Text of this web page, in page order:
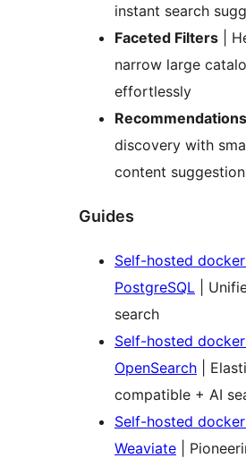
instant search
Faceted Filters |
narrow large
effortlessly
Recommendations
discovery with
content
Guides
Self-hosted
PostgreSQL |
search
Self-hosted
OpenSearch |
compatible + AI
Self-hosted
Weaviate |